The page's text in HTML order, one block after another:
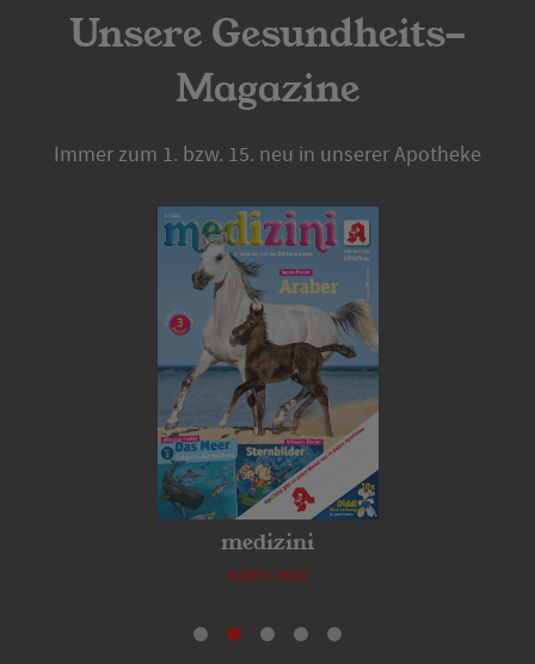
Unsere Gesundheits-
Magazine
Immer zum 1. bzw. 15. neu in unserer Apotheke
medizini
VORSCHAU